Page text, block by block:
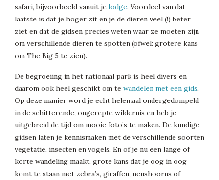
safari, bijvoorbeeld vanuit je lodge. Voordeel van dat
laatste is dat je hoger zit en je de dieren veel (!) beter
ziet en dat de gidsen precies weten waar ze moeten zijn
om verschillende dieren te spotten (ofwel: grotere kans
om The Big 5 te zien).
De begroeiing in het nationaal park is heel divers en
daarom ook heel geschikt om te wandelen met een gids.
Op deze manier word je echt helemaal ondergedompeld
in de schitterende, ongerepte wildernis en heb je
uitgebreid de tijd om mooie foto’s te maken. De kundige
gidsen laten je kennismaken met de verschillende soorten
vegetatie, insecten en vogels. En of je nu een lange of
korte wandeling maakt, grote kans dat je oog in oog
komt te staan met zebra’s, giraffen, neushoorns of